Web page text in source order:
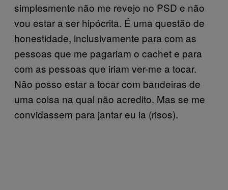
simplesmente não me revejo no PSD e não
vou estar a ser hipócrita. É uma questão de
honestidade, inclusivamente para com as
pessoas que me pagariam o cachet e para
com as pessoas que iriam ver-me a tocar.
Não posso estar a tocar com bandeiras de
uma coisa na qual não acredito. Mas se me
convidassem para jantar eu ia (risos).